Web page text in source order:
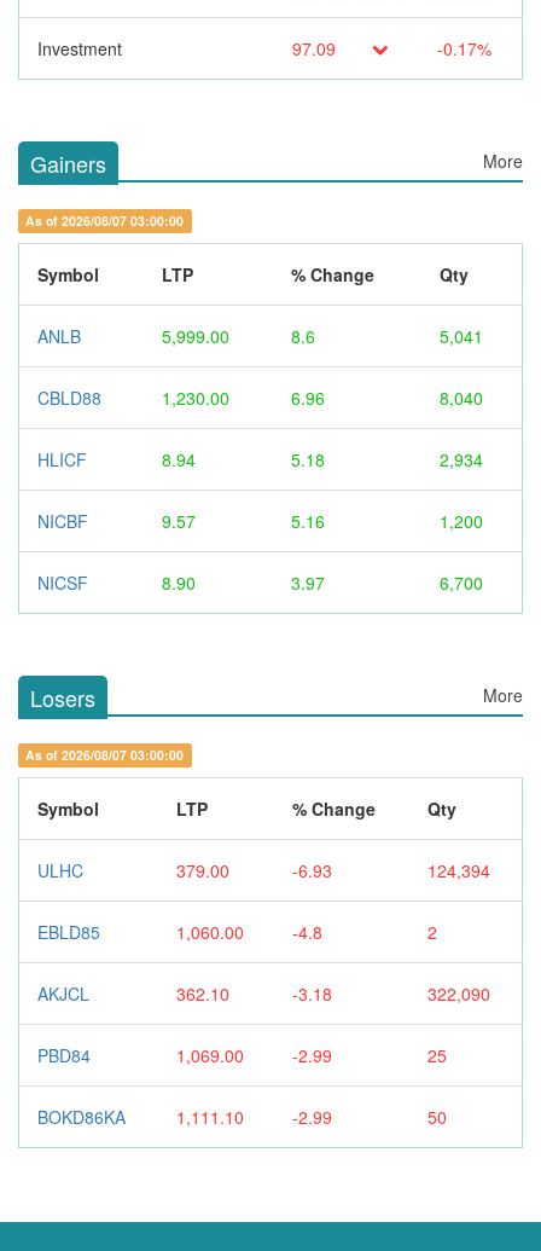
Investment 97.09 -0.17%
Gainers More
As of 2026/08/07 03:00:00
Symbol LTP % Change Qty
ANLB 5,999.00 8.6 5,041
CBLD88 1,230.00 6.96 8,040
HLICF 8.94 5.18 2,934
NICBF 9.57 5.16 1,200
NICSF 8.90 3.97 6,700
Losers More
As of 2026/08/07 03:00:00
Symbol LTP % Change Qty
ULHC 379.00 -6.93 124,394
EBLD85 1,060.00 -4.8 2
AKJCL 362.10 -3.18 322,090
PBD84 1,069.00 -2.99 25
BOKD86KA 1,111.10 -2.99 50